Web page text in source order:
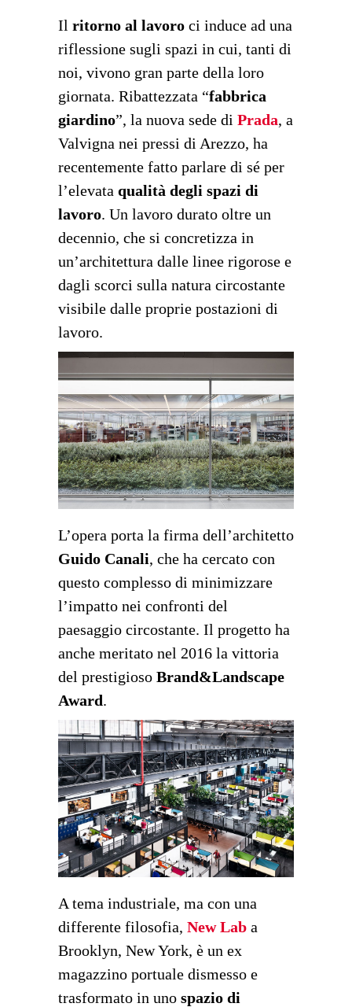
Il ritorno al lavoro ci induce ad una
riflessione sugli spazi in cui, tanti di
noi, vivono gran parte della loro
giornata. Ribattezzata “fabbrica
giardino”, la nuova sede di Prada, a
Valvigna nei pressi di Arezzo, ha
recentemente fatto parlare di sé per
l’elevata qualità degli spazi di
lavoro. Un lavoro durato oltre un
decennio, che si concretizza in
un’architettura dalle linee rigorose e
dagli scorci sulla natura circostante
visibile dalle proprie postazioni di
lavoro.
L’opera porta la firma dell’architetto
Guido Canali, che ha cercato con
questo complesso di minimizzare
l’impatto nei confronti del
paesaggio circostante. Il progetto ha
anche meritato nel 2016 la vittoria
del prestigioso Brand&Landscape
Award.
A tema industriale, ma con una
differente filosofia, New Lab a
Brooklyn, New York, è un ex
magazzino portuale dismesso e
trasformato in uno spazio di